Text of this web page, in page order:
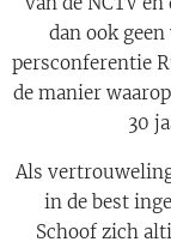
dan ook
persconferentie
de manier
30
Als
in de best
Schoof zich